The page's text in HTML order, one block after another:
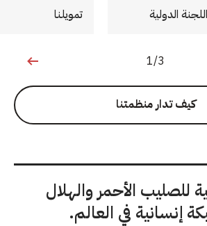
الدولية تمويلنا
1 من 3
1/3
كيف تدار منظمتنا
للصليب الأحمر والهلال
إنسانية في العالم.